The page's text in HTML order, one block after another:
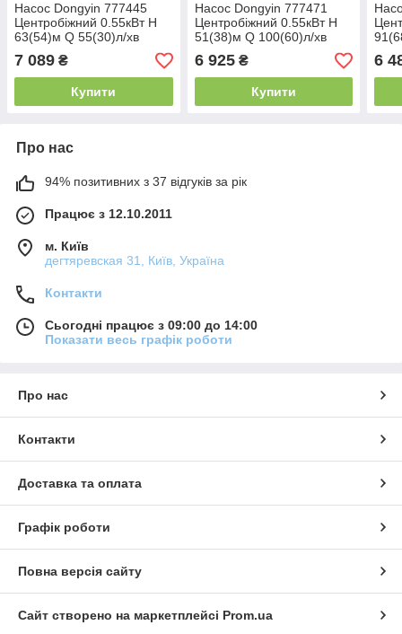
Насос Dongyin 777445
Центробіжний 0.55кВт H
63(54)м Q 55(30)л/хв
Ø102мм 40м кабелю
(4SEm2/9)
7 089 ₴
Купити
Насос Dongyin 777471
Центробіжний 0.55кВт H
51(38)м Q 100(60)л/хв
Ø102мм 30м кабелю
(4SEm4/7)
6 925₴
Купити
6
Про нас
94% позитивних з 37 відгуків за рік
Працює з 12.10.2011
м. Київ
дегтяревская 31, Київ, Україна
Контакти
Сьогодні працює з 09:00 до 14:00
Показати весь графік роботи
Про нас
Контакти
Доставка та оплата
Графік роботи
Повна версія сайту
Сайт створено на маркетплейсі Prom.ua